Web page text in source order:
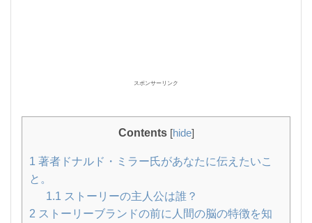
スポンサーリンク
Contents [hide]
1 著者ドナルド・ミラー氏があなたに伝えたいこ
と。
1.1 ストーリーの主人公は誰？
2 ストーリーブランドの前に人間の脳の特徴を知